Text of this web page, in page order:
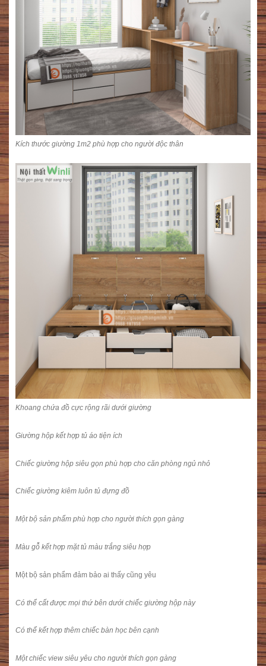
Kích thước giường 1m2 phù hợp cho người độc thân
Khoang chứa đồ cực rộng rãi dưới giường
Giường hộp kết hợp tủ áo tiện ích
Chiếc giường hộp siêu gọn phù hợp cho căn phòng ngủ nhỏ
Chiếc giường kiêm luôn tủ đựng đồ
Một bộ sản phẩm phù hợp cho người thích gọn gàng
Màu gỗ kết hợp mặt tủ màu trắng siêu hợp
Một bộ sản phẩm đảm bảo ai thấy cũng yêu
Có thể cất được mọi thứ bên dưới chiếc giường hộp này
Có thể kết hợp thêm chiếc bàn học bên cạnh
Một chiếc view siêu yêu cho người thích gọn gàng